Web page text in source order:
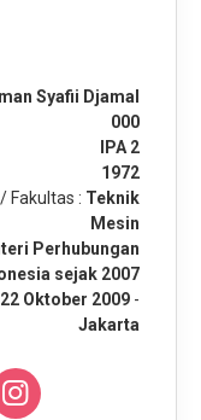
Syafii Djamal
000
IPA 2
1972
/ Fakultas : Teknik
Mesin
Perhubungan
sejak 2007
Oktober 2009 -
Jakarta